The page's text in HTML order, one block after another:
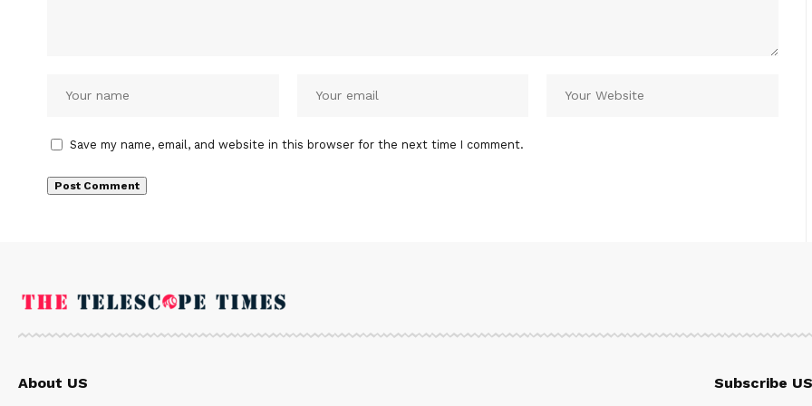
Save my name, email, and website in this browser for the next time I comment.
About US Subscribe US